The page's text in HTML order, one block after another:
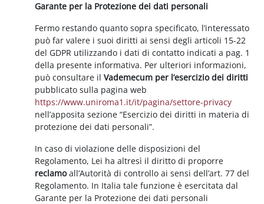
Garante per la Protezione dei dati personali
Fermo restando quanto sopra specificato, l’interessato
può far valere i suoi diritti ai sensi degli articoli 15-22
del GDPR utilizzando i dati di contatto indicati a pag. 1
della presente informativa. Per ulteriori informazioni,
può consultare ilVademecum per l’esercizio dei diritti
pubblicato sulla pagina web
https://www.uniroma1.it/it/pagina/settore-privacy
nell’apposita sezione “Esercizio dei diritti in materia di
protezione dei dati personali”.
In caso di violazione delle disposizioni del
Regolamento, Lei ha altresì il diritto di proporre
reclamoall’Autorità di controllo ai sensi dell’art. 77 del
Regolamento. In Italia tale funzione è esercitata dal
Garante per la Protezione dei dati personali